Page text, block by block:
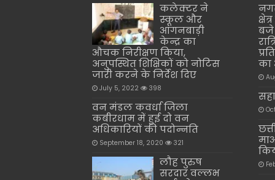
कलेक्टर ने
स्कूल और
आंगनबाड़ी
केन्द्र का
औचक निरीक्षण किया,
अनुपस्थित शिक्षिकों को नोटिस
जारी करने के निर्देश दिए
July 5, 2022 398
वन मंडल कवर्धा जिला
कबीरधाम में हुई दो वन
अधिकारियों की पदोन्नति
September 18, 2020 321
लौह पुरुष
सरदार वल्लभ
बजे
का